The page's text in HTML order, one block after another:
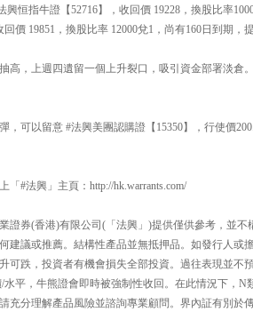
興恒指牛證【52716】，收回價 19228，換股比率
價 19851，換股比率 12000兌1，尚有160日到期，
高，上週四遺留一個上升裂口，吸引資金部署淡倉
，可以留意 #法興美團認購證【15350】，行使價
「#法興」主頁：http://hk.warrants.com/
證券(香港)有限公司(「法興」)提供僅供參考，並
建議或推薦。結構性產品並無抵押品。如發行人或
可跌，投資者有機會損失全部投資。過往表現並不
平，牛熊證會即時被強制性收回。在此情況下，
充分理解產品風險並諮詢專業顧問。界內証有別於